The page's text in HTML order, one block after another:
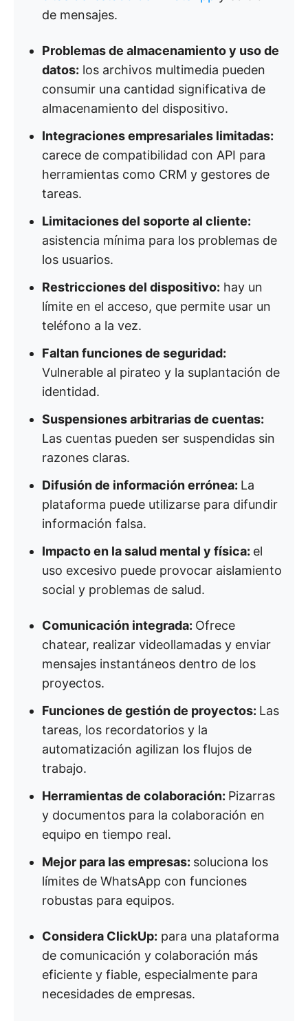
de mensajes.
Problemas de almacenamiento y uso de
datos: los archivos multimedia pueden
consumir una cantidad significativa de
almacenamiento del dispositivo.
Integraciones empresariales limitadas:
carece de compatibilidad con API para
herramientas como CRM y gestores de
tareas.
Limitaciones del soporte al cliente:
asistencia mínima para los problemas de
los usuarios.
Restricciones del dispositivo: hay un
límite en el acceso, que permite usar un
teléfono a la vez.
Faltan funciones de seguridad:
Vulnerable al pirateo y la suplantación de
identidad.
Suspensiones arbitrarias de cuentas:
Las cuentas pueden ser suspendidas sin
razones claras.
Difusión de información errónea: La
plataforma puede utilizarse para difundir
información falsa.
Impacto en la salud mental y física: el
uso excesivo puede provocar aislamiento
social y problemas de salud.
Comunicación integrada: Ofrece
chatear, realizar videollamadas y enviar
mensajes instantáneos dentro de los
proyectos.
Funciones de gestión de proyectos: Las
tareas, los recordatorios y la
automatización agilizan los flujos de
trabajo.
Herramientas de colaboración: Pizarras
y documentos para la colaboración en
equipo en tiempo real.
Mejor para las empresas: soluciona los
límites de WhatsApp con funciones
robustas para equipos.
Considera ClickUp: para una plataforma
de comunicación y colaboración más
eficiente y fiable, especialmente para
necesidades de empresas.